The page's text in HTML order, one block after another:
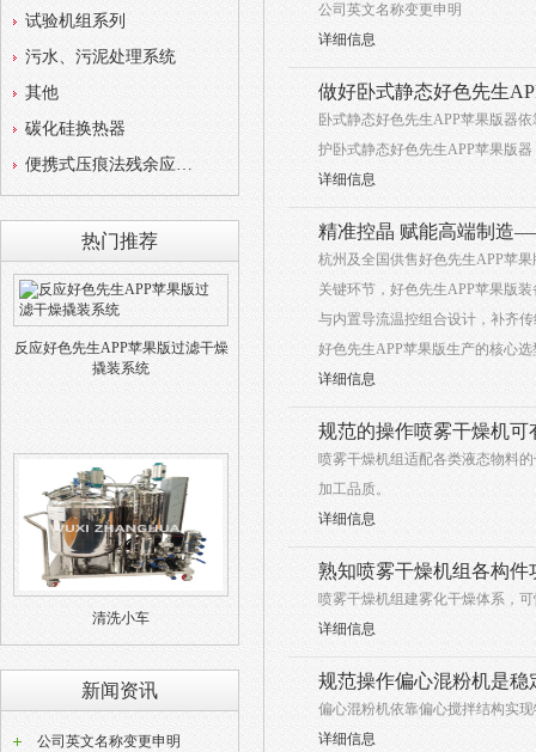
试验机组系列
污水、污泥处理系统
其他
碳化硅换热器
便携式压痕法残余应力测试仪
热门推荐
反应好色先生APP苹果版过滤干燥
撬装系统
清洗小车
新闻资讯
公司英文名称变更申明
公司英文名称变更申明
详细信息
做好卧式静态好色先生
卧式静态好色先生APP苹果版器依
护卧式静态好色先生APP苹果版器
详细信息
精准控晶 赋能高端制造
杭州及全国供售好色先生APP苹果版
关键环节，好色先生APP苹果版
与内置导流温控组合设计，补齐传
好色先生APP苹果版生产的核心选
详细信息
规范的操作喷雾干燥机可
喷雾干燥机组适配各类液态物料的
加工品质。
详细信息
熟知喷雾干燥机组各构
喷雾干燥机组建雾化干燥体系，
详细信息
规范操作偏心混粉机是
偏心混粉机依靠偏心搅拌结构实现物
详细信息